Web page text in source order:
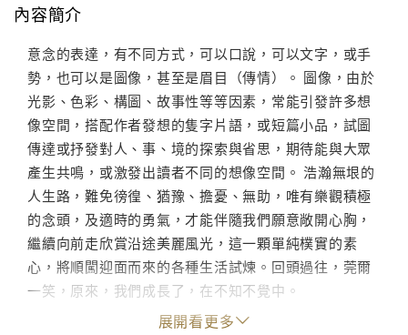
內容簡介
意念的表達，有不同方式，可以口說，可以文字，或手
勢，也可以是圖像，甚至是眉目（傳情）。 圖像，由於
光影、色彩、構圖、故事性等等因素，常能引發許多想
像空間，搭配作者發想的隻字片語，或短篇小品，試圖
傳達或抒發對人、事、境的探索與省思，期待能與大眾
產生共鳴，或激發出讀者不同的想像空間。 浩瀚無垠的
人生路，難免徬徨、猶豫、擔憂、無助，唯有樂觀積極
的念頭，及適時的勇氣，才能伴隨我們願意敞開心胸，
繼續向前走欣賞沿途美麗風光，這一顆單純樸實的素
心，將順闖迎面而來的各種生活試煉。回頭過往，莞爾
一笑，原來，我們成長了，在不知不覺中。
展開看更多